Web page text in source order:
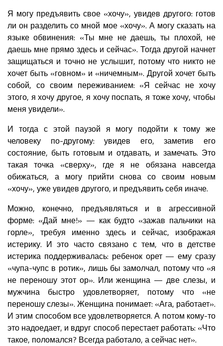
Я могу предъявить свое «хочу», увидев другого: готов
ли он разделить со мной мое «хочу». А могу сказать на
языке обвинения: «Ты мне не даешь, ты плохой, не
даешь мне прямо здесь и сейчас». Тогда другой начнет
защищаться и точно не услышит, потому что никто не
хочет быть «говном» и «ничемным». Другой хочет быть
собой, со своим переживанием: «Я сейчас не хочу
этого, я хочу другое, я хочу поспать, я тоже хочу, чтобы
меня увидели».
И тогда с этой паузой я могу подойти к тому же
человеку по-другому: увидев его, заметив его
состояние, быть готовым и отдавать, и замечать. Это
такая точка «сверху», где я не обязана навсегда
обижаться, а могу прийти снова со своим новым
«хочу», уже увидев другого, и предъявить себя иначе.
Можно, конечно, предъявляться и в агрессивной
форме: «Дай мне!» — как будто «зажав пальчики на
горле», требуя именно здесь и сейчас, изображая
истерику. И это часто связано с тем, что в детстве
истерика поддерживалась: ребенок орет — ему сразу
«чупа-чупс в ротик», лишь бы замолчал, потому что «я
не переношу этот ор». Или женщина — две слезы, и
мужчина быстро удовлетворяет, потому что «не
переношу слезы». Женщина понимает: «Ага, работает».
И этим способом все удовлетворяется. А потом кому-то
это надоедает, и вдруг способ перестает работать: «Что
такое, поломался? Всегда работало, а сейчас нет».